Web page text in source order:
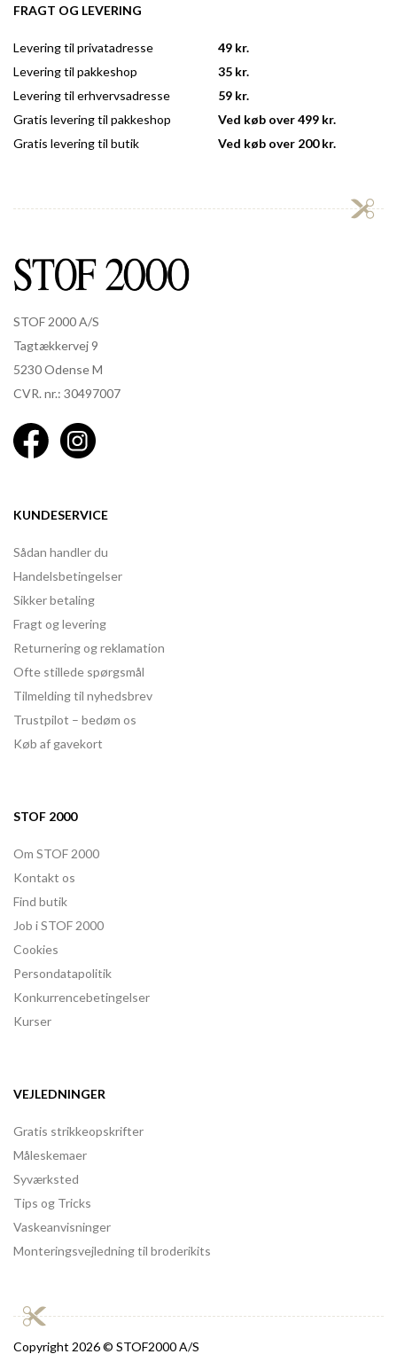
FRAGT OG LEVERING
Levering til privatadresse
Levering til pakkeshop
Levering til erhvervsadresse
Gratis levering til pakkeshop
Gratis levering til butik
49 kr.
35 kr.
59 kr.
Ved køb over 499 kr.
Ved køb over 200 kr.
STOF 2000 A/S
Tagtækkervej 9
5230 Odense M
CVR. nr.: 30497007
KUNDESERVICE
Sådan handler du
Handelsbetingelser
Sikker betaling
Fragt og levering
Returnering og reklamation
Ofte stillede spørgsmål
Tilmelding til nyhedsbrev
Trustpilot – bedøm os
Køb af gavekort
STOF 2000
Om STOF 2000
Kontakt os
Find butik
Job i STOF 2000
Cookies
Persondatapolitik
Konkurrencebetingelser
Kurser
VEJLEDNINGER
Gratis strikkeopskrifter
Måleskemaer
Syværksted
Tips og Tricks
Vaskeanvisninger
Monteringsvejledning til broderikits
Copyright 2026 © STOF2000 A/S